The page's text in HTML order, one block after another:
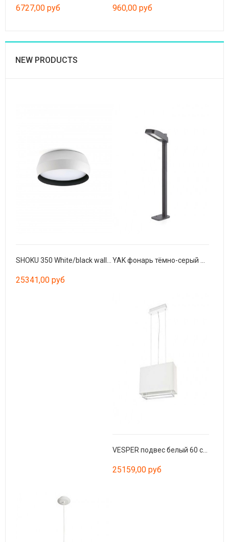
6727,00 руб 960,00 руб
NEW PRODUCTS
25341,00 руб
25159,00 руб